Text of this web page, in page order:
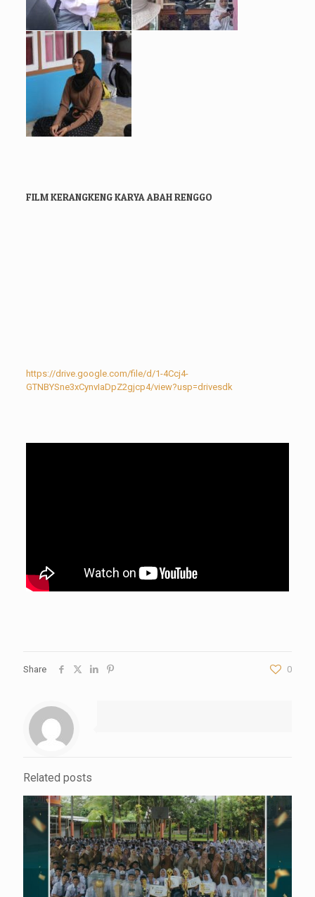
FILM KERANGKENG KARYA ABAH RENGGO
https://drive.google.com/file/d/1-4Ccj4-
GTNBYSne3xCynvIaDpZ2gjcp4/view?usp=drivesdk
Share 0
Related posts